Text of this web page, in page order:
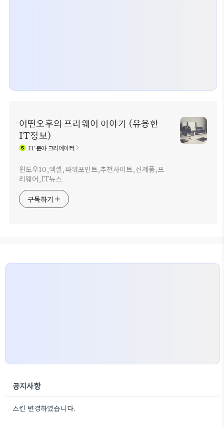
어떤오후의 프리웨어 이야기 (유용한
IT정보)
IT분야 크리에이터
윈도우10,엑셀,파워포인트,추천사이트,신제품,프
리웨어,IT뉴스
구독하기
공지사항
스킨 변경하였습니다.